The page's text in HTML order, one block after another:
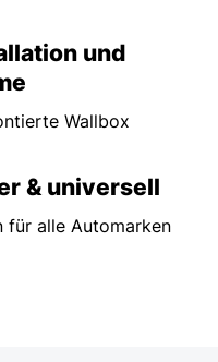
und
Wallbox
& universell
für alle Automarken